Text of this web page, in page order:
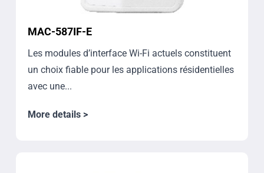
MAC-587IF-E
Les modules d’interface Wi-Fi actuels constituent
un choix fiable pour les applications résidentielles
avec une...
More details >